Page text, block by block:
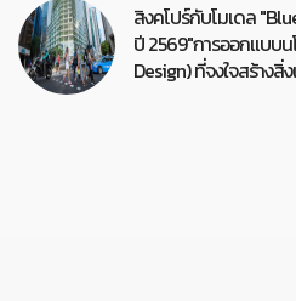
สิงคโปร์กับโมเดล
ปี 2569"การออกแบบ
Design) ที่จงใจสร้าง